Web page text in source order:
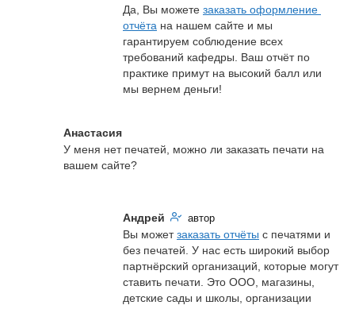
Да, Вы можете заказать оформление
отчёта на нашем сайте и мы
гарантируем соблюдение всех
требований кафедры. Ваш отчёт по
практике примут на высокий балл или
мы вернем деньги!
Анастасия
У меня нет печатей, можно ли заказать печати на
вашем сайте?
Андрей автор
Вы может заказать отчёты с печатями и
без печатей. У нас есть широкий выбор
партнёрский организаций, которые могут
ставить печати. Это ООО, магазины,
детские сады и школы, организации